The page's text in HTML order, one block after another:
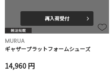
再入荷受付
MURUA
ギャザープラットフォームシューズ
14,960 円